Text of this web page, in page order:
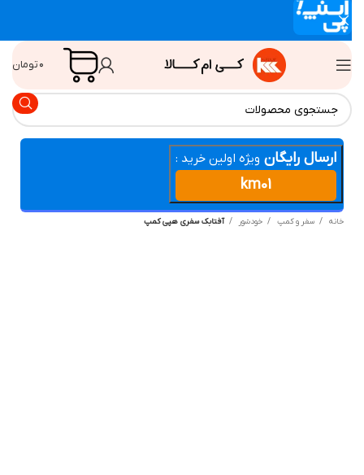
تومان
ارسال رایگان ویژه اولین خرید :
km01
سفر و کمپ خودشور آفتابک سفری هپی کمپ